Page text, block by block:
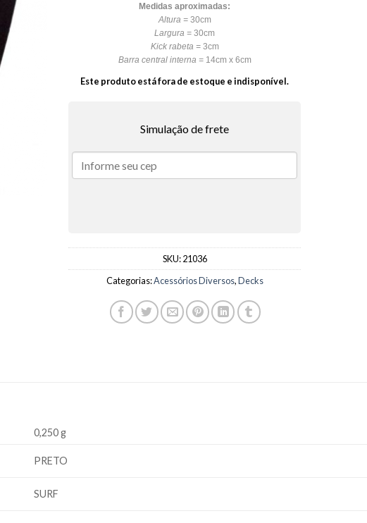
Medidas aproximadas:
Altura =30cm
Largura = 30cm
Kick rabeta =3cm
Barra central interna =14cm x 6cm
Este produto está fora de estoque e indisponível.
Simulação de frete
SKU:21036
Categorias:Acessórios Diversos,Decks
0,250 g
PRETO
SURF